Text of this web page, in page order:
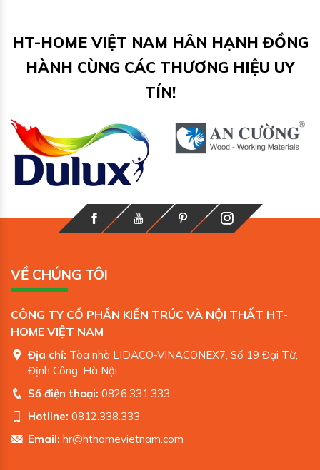
HT-HOME VIỆT NAM HÂN HẠNH ĐỒNG
HÀNH CÙNG CÁC THƯƠNG HIỆU UY
TÍN!
VỀ CHÚNG TÔI
CÔNG TY CỔ PHẦN KIẾN TRÚC VÀ NỘI THẤT HT-
HOME VIỆT NAM
Địa chỉ: Tòa nhà LIDACO-VINACONEX7, Số 19 Đại Từ,
Định Công, Hà Nội
Số điện thoại: 0826.331.333
Hotline: 0812.338.333
Email: hr@hthomevietnam.com